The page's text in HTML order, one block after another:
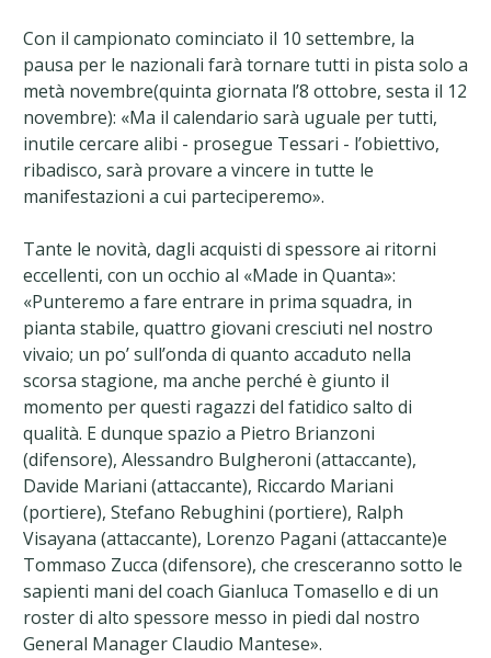
Con il campionato cominciato il 10 settembre, la
pausa per le nazionali farà tornare tutti in pista solo a
metà novembre(quinta giornata l’8 ottobre, sesta il 12
novembre): «Ma il calendario sarà uguale per tutti,
inutile cercare alibi - prosegue Tessari - l’obiettivo,
ribadisco, sarà provare a vincere in tutte le
manifestazioni a cui parteciperemo».
Tante le novità, dagli acquisti di spessore ai ritorni
eccellenti, con un occhio al «Made in Quanta»:
«Punteremo a fare entrare in prima squadra, in
pianta stabile, quattro giovani cresciuti nel nostro
vivaio; un po’ sull’onda di quanto accaduto nella
scorsa stagione, ma anche perché è giunto il
momento per questi ragazzi del fatidico salto di
qualità. E dunque spazio a Pietro Brianzoni
(difensore), Alessandro Bulgheroni (attaccante),
Davide Mariani (attaccante), Riccardo Mariani
(portiere), Stefano Rebughini (portiere), Ralph
Visayana (attaccante), Lorenzo Pagani (attaccante)e
Tommaso Zucca (difensore), che cresceranno sotto le
sapienti mani del coach Gianluca Tomasello e di un
roster di alto spessore messo in piedi dal nostro
General Manager Claudio Mantese».